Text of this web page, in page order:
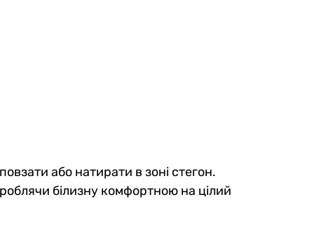
або натирати в зоні стегон.
білизну комфортною на цілий